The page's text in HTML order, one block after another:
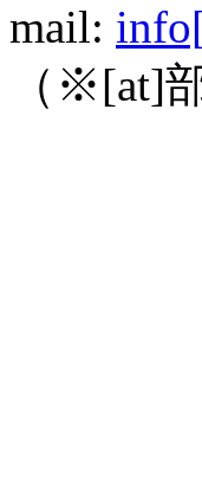
mail:
（※[at]